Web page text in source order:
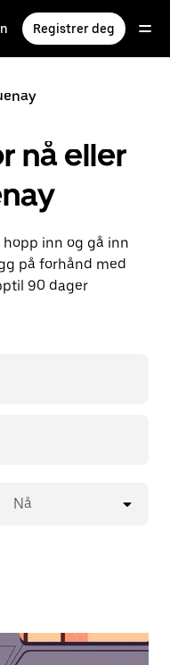
Registrer deg
nå eller
inn og gå inn
på forhånd med
90 dager
Nå